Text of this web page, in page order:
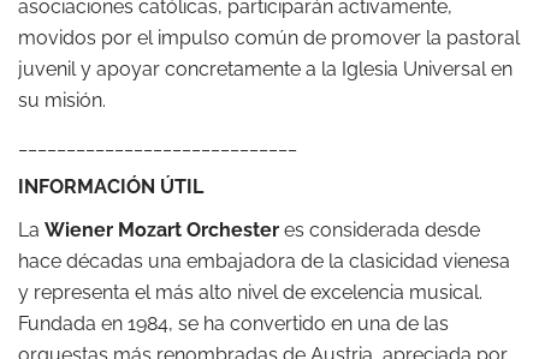
movidos por el impulso común de promover la pastoral
juvenil y apoyar concretamente a la Iglesia Universal en
su misión.
INFORMACIÓN ÚTIL
La Wiener Mozart Orchesteres considerada desde
hace décadas una embajadora de la clasicidad vienesa
y representa el más alto nivel de excelencia musical.
Fundada en 1984, se ha convertido en una de las
orquestas más renombradas de Austria, apreciada por